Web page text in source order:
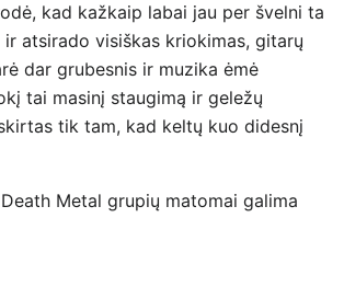
kad kažkaip labai jau per švelni ta
ir atsirado visiškas kriokimas, gitarų
dar grubesnis ir muzika ėmė
tai masinį staugimą ir geležų
tik tam, kad keltų kuo didesnį
Metal grupių matomai galima